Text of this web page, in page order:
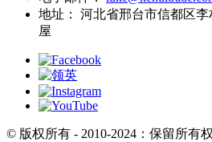
地址：
河北省邢台市信都区
屋
© 版权所有 - 2010-2024：保留所有